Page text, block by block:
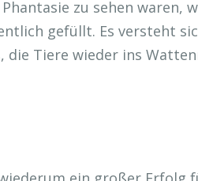
zu sehen waren,
gefüllt. Es versteht
die Tiere wieder ins